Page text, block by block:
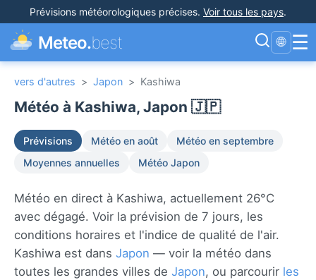
Prévisions météorologiques précises. Voir tous les pays.
Meteo.best 🌐 ☰
vers d'autres > Japon > Kashiwa
Météo à Kashiwa, Japon 🇯🇵
Prévisions Météo en août
Météo en septembre
Moyennes annuelles
Météo Japon
Météo en direct à Kashiwa, actuellement 26°C
avec dégagé. Voir la prévision de 7 jours, les
conditions horaires et l'indice de qualité de l'air.
Kashiwa est dans Japon — voir la météo dans
toutes les grandes villes de Japon, ou parcourir les